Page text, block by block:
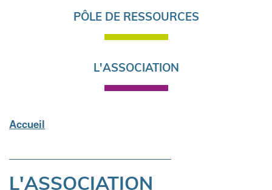
PÔLE DE RESSOURCES
L'ASSOCIATION
Accueil
L'ASSOCIATION